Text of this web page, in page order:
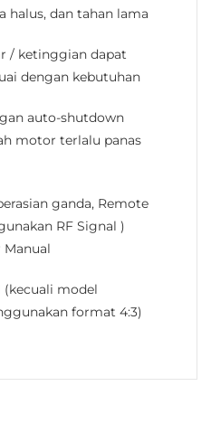
halus, dan tahan lama
/ ketinggian dapat
dengan kebutuhan
auto-shutdown
motor terlalu panas
ganda, Remote
RF Signal )
Manual
(kecuali model
format 4:3)